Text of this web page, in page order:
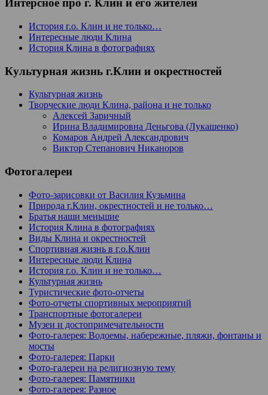
Интерсное про г. Клин и его жителей
История г.о. Клин и не только…
Интересные люди Клина
История Клина в фотографиях
Культурная жизнь г.Клин и окрестностей
Культурная жизнь
Творческие люди Клина, района и не только
Алексей Заричный
Ирина Владимировна Деньгова (Лукашенко)
Комаров Андрей Александрович
Виктор Степанович Никаноров
Фотогалереи
Фото-зарисовки от Василия Кузьмина
Природа г.Клин, окрестностей и не только…
Братья наши меньшие
История Клина в фотографиях
Виды Клина и окрестностей
Спортивная жизнь в г.о.Клин
Интересные люди Клина
История г.о. Клин и не только…
Культурная жизнь
Туристические фото-отчеты
Фото-отчеты спортивных мероприятий
Транспортные фотогалереи
Музеи и достопримечательности
Фото-галерея: Водоемы, набережные, пляжи, фонтаны и
мосты
Фото-галерея: Парки
Фото-галереи на религиозную тему
Фото-галерея: Памятники
Фото-галерея: Разное